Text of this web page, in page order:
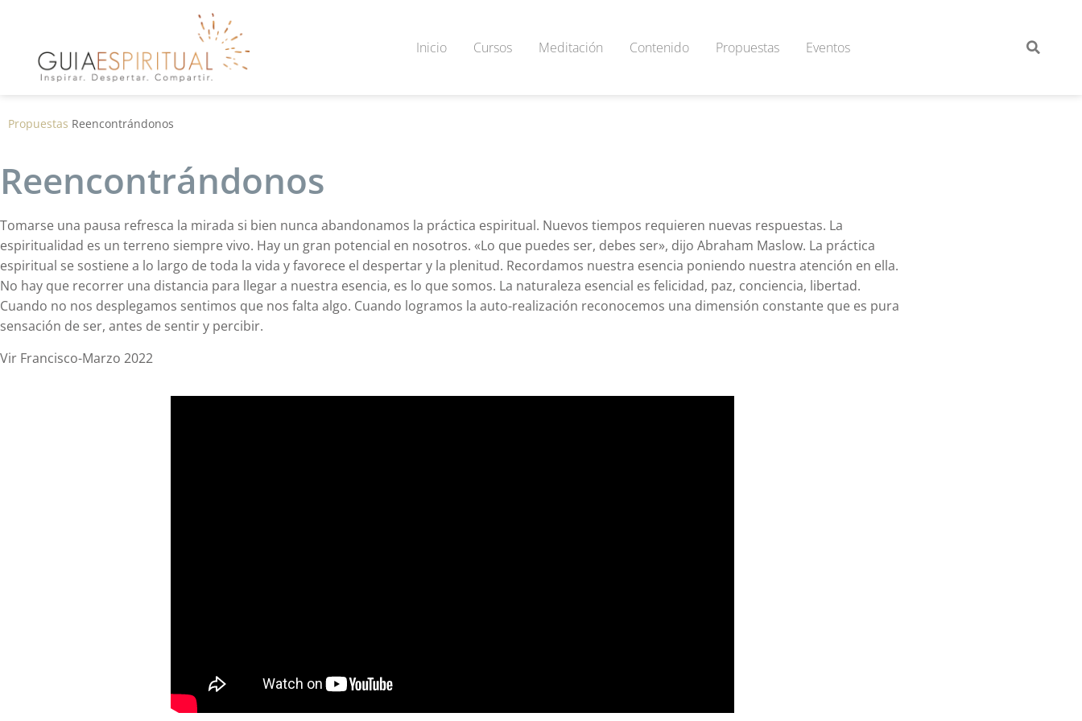
Inicio Cursos Meditación Contenido Propuestas Eventos
Propuestas Reencontrándonos
Reencontrándonos
Tomarse una pausa refresca la mirada si bien nunca abandonamos la práctica espiritual. Nuevos tiempos requieren nuevas respuestas. La
espiritualidad es un terreno siempre vivo. Hay un gran potencial en nosotros. «Lo que puedes ser, debes ser», dijo Abraham Maslow. La práctica
espiritual se sostiene a lo largo de toda la vida y favorece el despertar y la plenitud. Recordamos nuestra esencia poniendo nuestra atención en ella.
No hay que recorrer una distancia para llegar a nuestra esencia, es lo que somos. La naturaleza esencial es felicidad, paz, conciencia, libertad.
Cuando no nos desplegamos sentimos que nos falta algo. Cuando logramos la auto-realización reconocemos una dimensión constante que es pura
sensación de ser, antes de sentir y percibir.
Vir Francisco-Marzo 2022